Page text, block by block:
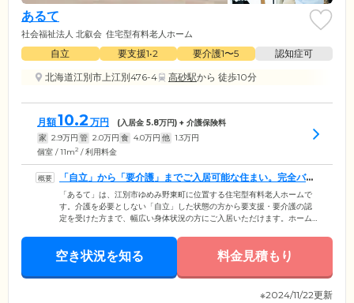
あるて
社会福祉法人 北叡会 住宅型有料老人ホーム
自立 要支援1•2 要介護1〜5
認知症可
北海道江別市上江別476-4
高砂駅から 徒歩10分
月額10.2 万円 (入居金 5.8万円) + 介護保険料
家 2.9万円 管 2.0万円 食 4.0万円 他 1.3万円
個室 / 11m2 / 利用料金
「自立」から「要介護」までご入居可能な住まい。完全バリ
アフリー設計です
「あるて」は、江別市ゆめみ野東町に位置する住宅型有料老人ホームで
す。介護を必要としない「自立」した状態の方から要支援・要介護の認
定を受けた方まで、幅広い身体状況の方にご入居いただけます。ホーム
に手すりを設置しているので、歩行に不安を抱えた方も安全な移動が可
能です。また、ご入居のみなさまがお住まいになるお部屋は、全室個室
でご用意。プライバシーが保たれた空間で、おひとりの時間を大切にし
ていただけます。必要な介護を自室で受けられますので、ほかのご入居
空き状況を知る 料金見積もり
※2024/11/22更新